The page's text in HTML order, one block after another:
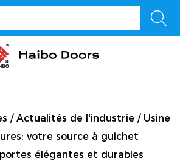
/ Actualités de l'industrie / Usine
votre source à guichet
élégantes et durables